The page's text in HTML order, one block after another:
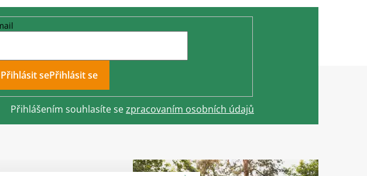
Přihlásit se
Přihlášením souhlasíte sezpracovaním osobních údajů